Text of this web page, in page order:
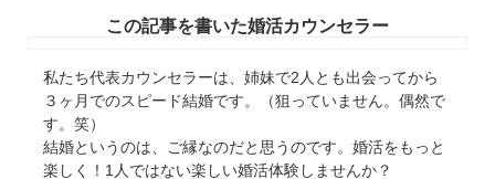
この記事を書いた婚活カウンセラー
私たち代表カウンセラーは、姉妹で2人とも出会ってから
３ヶ月でのスピード結婚です。（狙っていません。偶然で
す。笑）
結婚というのは、ご縁なのだと思うのです。婚活をもっと
楽しく！1人ではない楽しい婚活体験しませんか？